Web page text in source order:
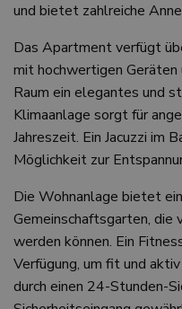
und bietet zahlreiche
Das Apartment verfügt
mit hochwertigen Geräten
Raum ein elegantes und
Klimaanlage sorgt für
Jahreszeit. Ein Jacuzzi im
Möglichkeit zur
Die Wohnanlage bietet
Gemeinschaftsgarten, die
werden können. Ein
Verfügung, um fit und
durch einen 24-Stunden-